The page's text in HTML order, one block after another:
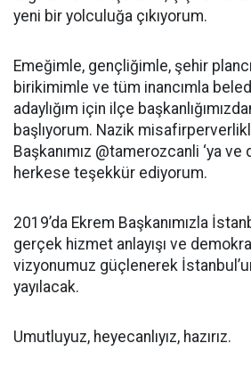
yeni bir yolculuğa çıkıyorum.
Emeğimle, gençliğimle, şehir
birikimimle ve tüm inancımla
adaylığım için ilçe
başlıyorum. Nazik
Başkanımız @tamerozcanli ‘ya
herkese teşekkür ediyorum.
2019’da Ekrem Başkanımızla
gerçek hizmet anlayışı ve
vizyonumuz güçlenerek
yayılacak.
Umutluyuz, heyecanlıyız, hazırız.